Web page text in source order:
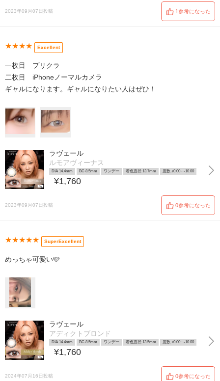
2023年09月07日投稿 1参考になった
★★★★ Excellent
一枚目 プリクラ
二枚目 iPhoneノーマルカメラ
ギャルになります。ギャルになりたい人はぜひ！
ラヴェール
ルモアヴィーナス
DIA 14.4mm BC 8.5mm ワンデー 着色直径 13.7mm 度数 ±0.00~ -10.00
¥1,760
2023年09月07日投稿 0参考になった
★★★★★ SuperExcellent
めっちゃ可愛い🩷
ラヴェール
アディクトブロンド
DIA 14.4mm BC 8.5mm ワンデー 着色直径 13.5mm 度数 ±0.00~ -10.00
¥1,760
2024年07月16日投稿 0参考になった